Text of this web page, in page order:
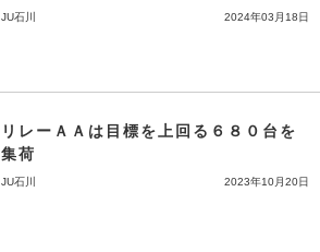
JU石川 2024年03月18日
リレーＡＡは目標を上回る６８０台を
集荷
JU石川 2023年10月20日